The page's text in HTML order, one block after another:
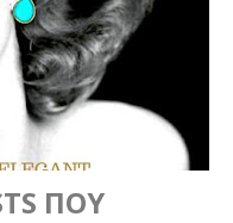
ΠΟΥ